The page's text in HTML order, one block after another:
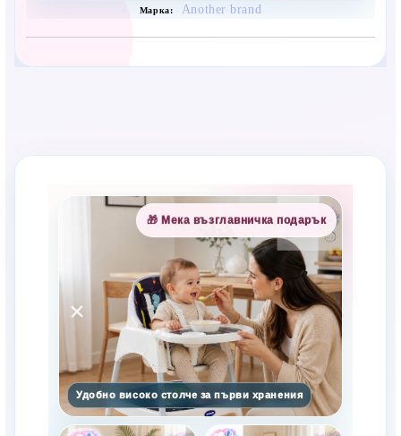
Марка: Another brand
Удобно високо столче за първи хранения
🎁 Мека възглавничка подарък